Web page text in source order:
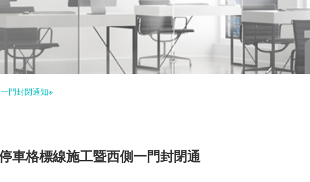
門封閉通知※
車格標線施工暨西側一門封閉通